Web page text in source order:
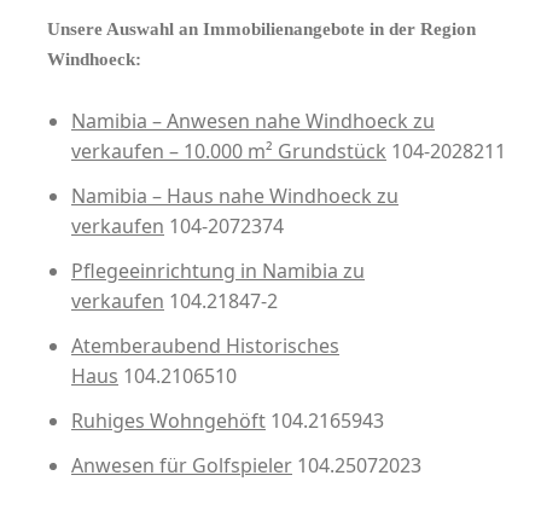
Unsere Auswahl an Immobilienangebote in der Region
Windhoeck:
Namibia – Anwesen nahe Windhoeck zu
verkaufen – 10.000 m² Grundstück 104-2028211
Namibia – Haus nahe Windhoeck zu
verkaufen 104-2072374
Pflegeeinrichtung in Namibia zu
verkaufen 104.21847-2
Atemberaubend Historisches
Haus 104.2106510
Ruhiges Wohngehöft 104.2165943
Anwesen für Golfspieler 104.25072023